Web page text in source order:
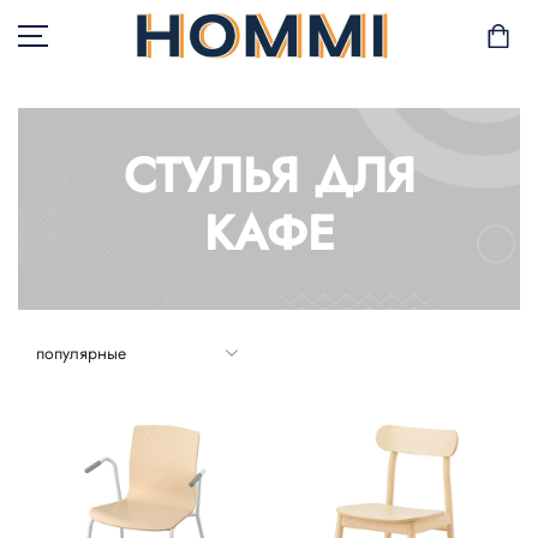
В НАЛИЧИИ
ГОРШКИ И РАСТЕНИЯ
СТУЛЬЯ ДЛЯ
КАФЕ